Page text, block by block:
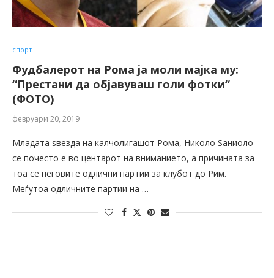
спорт
Фудбалерот на Рома ја моли мајка му:
“Престани да објавуваш голи фотки“
(ФОТО)
февруари 20, 2019
Младата ѕвезда на калчолигашот Рома, Николо Ѕаниоло
се почесто е во центарот на вниманието, а причината за
тоа се неговите одлични партии за клубот до Рим.
Меѓутоа одличните партии на …